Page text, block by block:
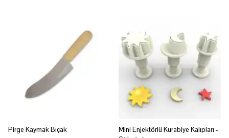
Pirge Kaymak Bıçak
Mini Enjektörlü Kurabiye Kalıpları -